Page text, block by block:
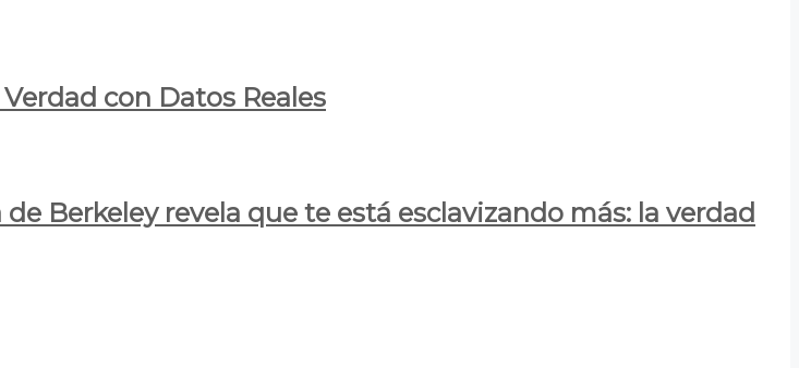
con Datos Reales
Berkeley revela que te está esclavizando más: la verdad